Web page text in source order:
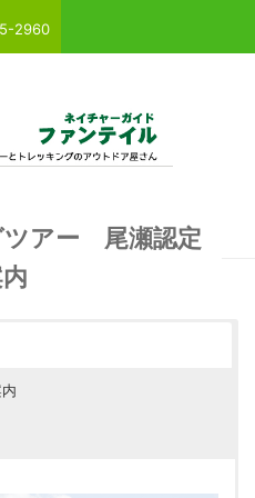
2960
ツアー 尾瀬認定